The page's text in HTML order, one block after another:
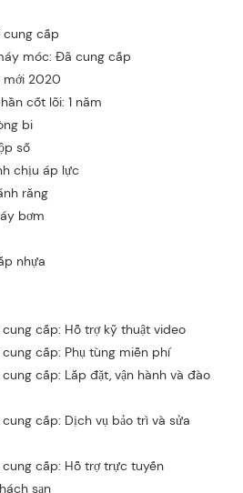
cung cấp
móc: Đã cung cấp
mới 2020
cốt lõi: 1 năm
bi
số
chịu áp lực
răng
bơm
nhựa
cấp: Hỗ trợ kỹ thuật video
cấp: Phụ tùng miễn phí
cấp: Lắp đặt, vận hành và đào
cấp: Dịch vụ bảo trì và sửa
cấp: Hỗ trợ trực tuyến
sạn